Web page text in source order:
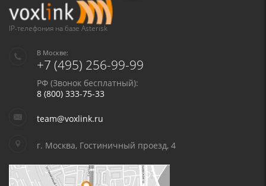
IP-телефония на базе Asterisk
В Москве:
+7 (495) 256-99-99
РФ (Звонок бесплатный):
8 (800) 333-75-33
team@voxlink.ru
г. Москва, Гостиничный проезд, 4